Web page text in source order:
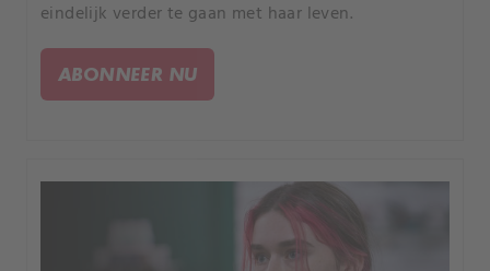
eindelijk verder te gaan met haar leven.
ABONNEER NU